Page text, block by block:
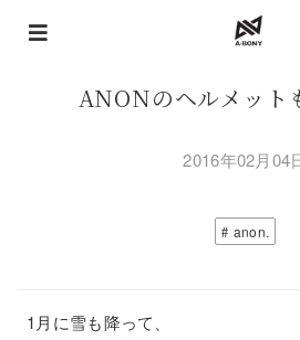
ANONのヘルメット
2016年02月04
anon.
1月に雪も降って、